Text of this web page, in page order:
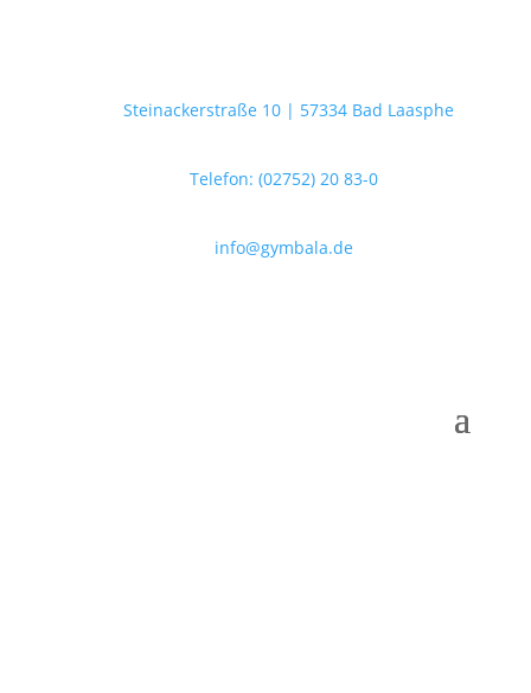
Steinackerstraße 10 | 57334 Bad Laasphe
Telefon: (02752) 20 83-0
info@gymbala.de